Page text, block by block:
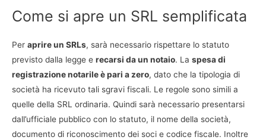
Come si apre un SRL semplificata
Per aprire un SRLs, sarà necessario rispettare lo statuto
previsto dalla legge e recarsi da un notaio. La spesa di
registrazione notarile è pari a zero, dato che la tipologia di
società ha ricevuto tali sgravi fiscali. Le regole sono simili a
quelle della SRL ordinaria. Quindi sarà necessario presentarsi
dall’ufficiale pubblico con lo statuto, il nome della società,
documento di riconoscimento dei soci e codice fiscale. Inoltre